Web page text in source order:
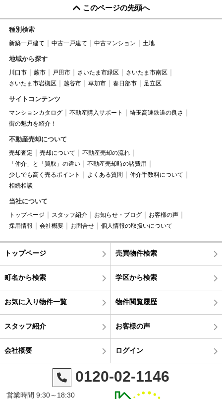
このページの先頭へ
種別検索
新築一戸建て 中古一戸建て 中古マンション 土地
地域から探す
川口市 蕨市 戸田市 さいたま市緑区
さいたま市南区
さいたま市岩槻区
越谷市 草加市 春日部市 足立区
サイトコンテンツ
マンションカタログ 不動産購入サポート
埼玉高速鉄道の良さ
街の魅力を紹介！
不動産売却について
売却査定 売却について
不動産売却の流れ
「仲介」と「買取」の違い
不動産売却時の諸費用
少しでも高く売るポイント
よくある質問
仲介手数料について
相続相談
当社について
トップページ スタッフ紹介 お知らせ・ブログ
お客様の声
採用情報
会社概要 お問合せ 個人情報の取扱いについて
トップページ 売買物件検索
町名から検索 学区から検索
お気に入り物件一覧 物件閲覧履歴
スタッフ紹介 お客様の声
会社概要 ログイン
0120-02-1146
営業時間 9:30～18:30